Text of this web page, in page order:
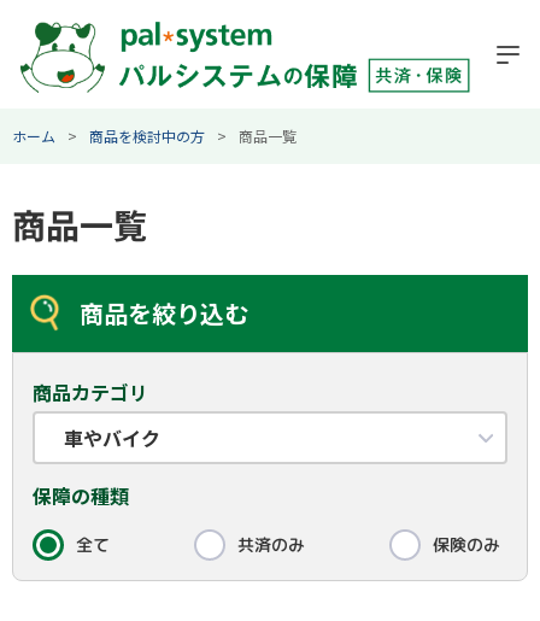
ホーム 商品を検討中の方 商品一覧
商品一覧
商品を絞り込む
商品カテゴリ
車やバイク
保障の種類
全て 共済のみ 保険のみ